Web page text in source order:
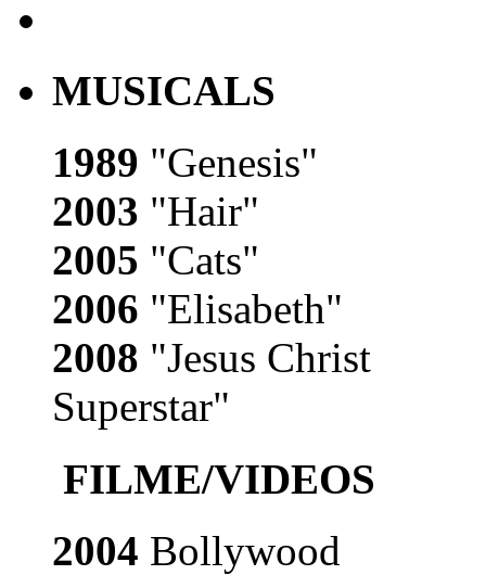
MUSICALS
1989 "Genesis"
2003 "Hair"
2005 "Cats"
2006 "Elisabeth"
2008 "Jesus Christ
Superstar"
FILME/VIDEOS
2004 Bollywood